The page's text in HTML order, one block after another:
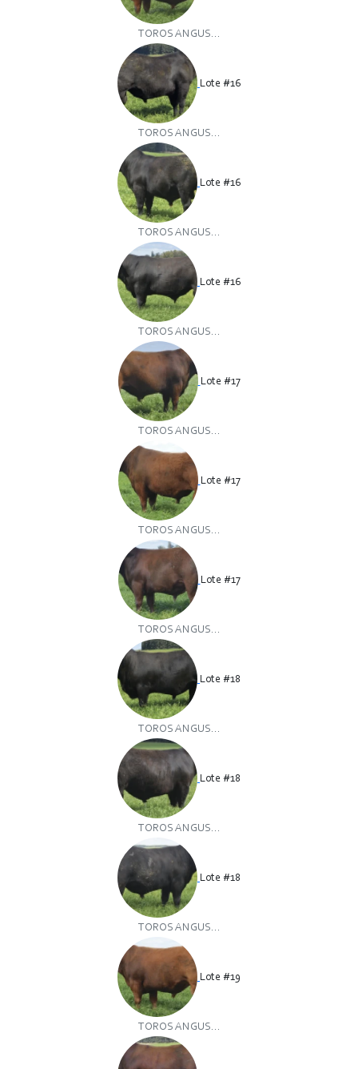
TOROS ANGUS...
Lote #16
TOROS ANGUS...
Lote #16
TOROS ANGUS...
Lote #16
TOROS ANGUS...
Lote #17
TOROS ANGUS...
Lote #17
TOROS ANGUS...
Lote #17
TOROS ANGUS...
Lote #18
TOROS ANGUS...
Lote #18
TOROS ANGUS...
Lote #18
TOROS ANGUS...
Lote #19
TOROS ANGUS...